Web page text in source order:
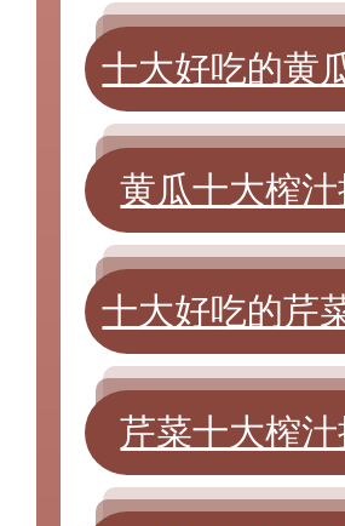
十大好吃的黄
黄瓜十大榨
十大好吃的芹
芹菜十大榨